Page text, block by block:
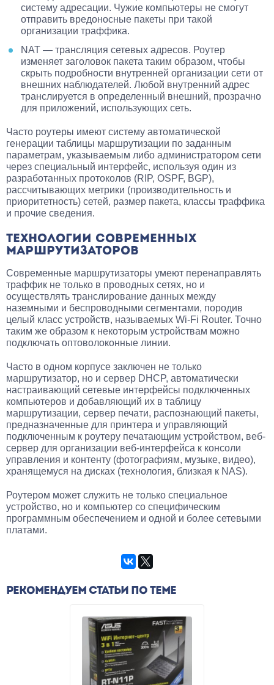
систему адресации. Чужие компьютеры не смогут
отправить вредоносные пакеты при такой
организации траффика.
NAT — трансляция сетевых адресов. Роутер
изменяет заголовок пакета таким образом, чтобы
скрыть подробности внутренней организации сети от
внешних наблюдателей. Любой внутренний адрес
транслируется в определенный внешний, прозрачно
для приложений, использующих сеть.
Часто роутеры имеют систему автоматической
генерации таблицы маршрутизации по заданным
параметрам, указываемым либо администратором сети
через специальный интерфейс, используя один из
разработанных протоколов (RIP, OSPF, BGP),
рассчитывающих метрики (производительность и
приоритетность) сетей, размер пакета, классы траффика
и прочие сведения.
ТЕХНОЛОГИИ СОВРЕМЕННЫХ
МАРШРУТИЗАТОРОВ
Современные маршрутизаторы умеют перенаправлять
траффик не только в проводных сетях, но и
осуществлять транслирование данных между
наземными и беспроводными сегментами, породив
целый класс устройств, называемых Wi-Fi Router. Точно
таким же образом к некоторым устройствам можно
подключать оптоволоконные линии.
Часто в одном корпусе заключен не только
маршрутизатор, но и сервер DHCP, автоматически
настраивающий сетевые интерфейсы подключенных
компьютеров и добавляющий их в таблицу
маршрутизации, сервер печати, распознающий пакеты,
предназначенные для принтера и управляющий
подключенным к роутеру печатающим устройством, веб-
сервер для организации веб-интерфейса к консоли
управления и контенту (фотографиям, музыке, видео),
хранящемуся на дисках (технология, близкая к NAS).
Роутером может служить не только специальное
устройство, но и компьютер со специфическим
программным обеспечением и одной и более сетевыми
платами.
РЕКОМЕНДУЕМ СТАТЬИ ПО ТЕМЕ